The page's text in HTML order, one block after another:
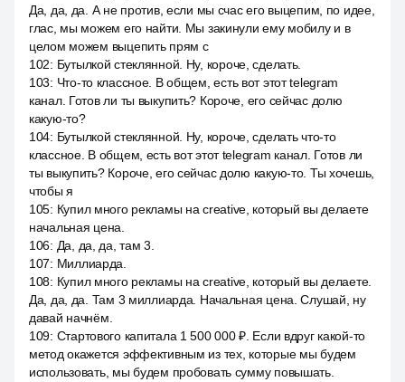
Да, да, да. А не против, если мы счас его выцепим, по идее,
глас, мы можем его найти. Мы закинули ему мобилу и в
целом можем выцепить прям с
102: Бутылкой стеклянной. Ну, короче, сделать.
103: Что-то классное. В общем, есть вот этот telegram
канал. Готов ли ты выкупить? Короче, его сейчас долю
какую-то?
104: Бутылкой стеклянной. Ну, короче, сделать что-то
классное. В общем, есть вот этот telegram канал. Готов ли
ты выкупить? Короче, его сейчас долю какую-то. Ты хочешь,
чтобы я
105: Купил много рекламы на creative, который вы делаете
начальная цена.
106: Да, да, да, там 3.
107: Миллиарда.
108: Купил много рекламы на creative, который вы делаете.
Да, да, да. Там 3 миллиарда. Начальная цена. Слушай, ну
давай начнём.
109: Стартового капитала 1 500 000 ₽. Если вдруг какой-то
метод окажется эффективным из тех, которые мы будем
использовать, мы будем пробовать сумму повышать.